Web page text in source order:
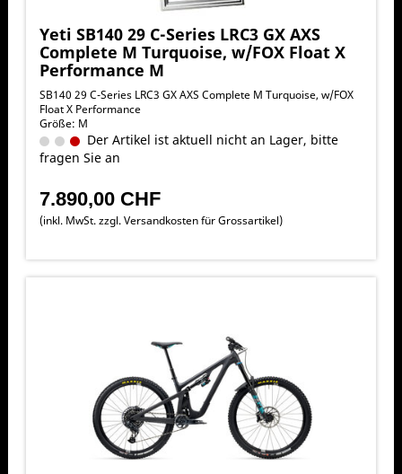
Yeti SB140 29 C-Series LRC3 GX AXS
Complete M Turquoise, w/FOX Float X
Performance M
SB140 29 C-Series LRC3 GX AXS Complete M Turquoise, w/FOX
Float X Performance
Größe: M
Der Artikel ist aktuell nicht an Lager, bitte
fragen Sie an
7.890,00 CHF
(inkl. MwSt. zzgl.Versandkosten für Grossartikel)